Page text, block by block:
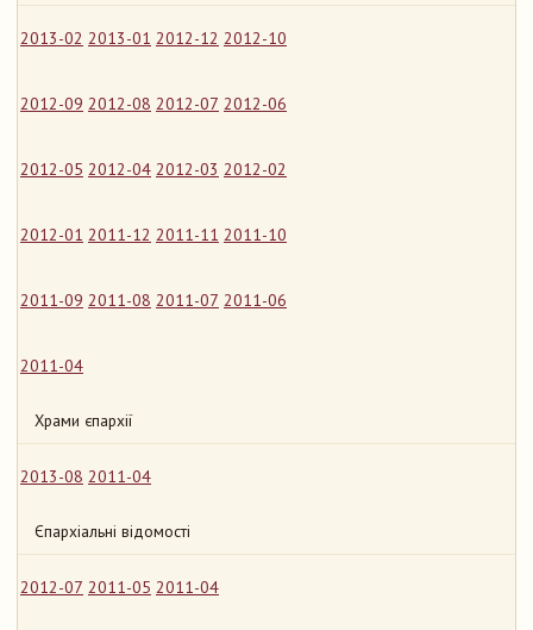
2013-02 2013-01 2012-12 2012-10
2012-09 2012-08 2012-07 2012-06
2012-05 2012-04 2012-03 2012-02
2012-01 2011-12 2011-11 2011-10
2011-09 2011-08 2011-07 2011-06
2011-04
Храми єпархії
2013-08 2011-04
Єпархіальні відомості
2012-07 2011-05 2011-04